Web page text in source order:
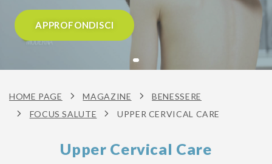
APPROFONDISCI
HOME PAGE MAGAZINE
BENESSERE
FOCUS SALUTE
UPPER CERVICAL CARE
Upper Cervical Care